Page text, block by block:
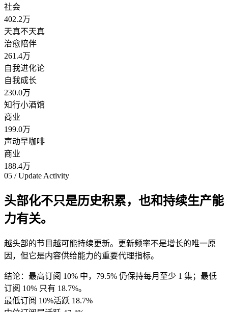
社会
402.2万
天真不天真
治愈陪伴
261.4万
自我进化论
自我成长
230.0万
知行小酒馆
商业
199.0万
声动早咖啡
商业
188.4万
05 / Update Activity
头部化不只是历史积累，也和持续生产能
力有关。
越头部的节目越可能持续更新。更新频率不是增长的唯一原
因，但它是内容供给能力的重要代理指标。
结论：最高订阅 10% 中，79.5% 仍保持每月至少 1 集；最低
订阅 10% 只有 18.7%。
最低订阅 10%活跃 18.7%